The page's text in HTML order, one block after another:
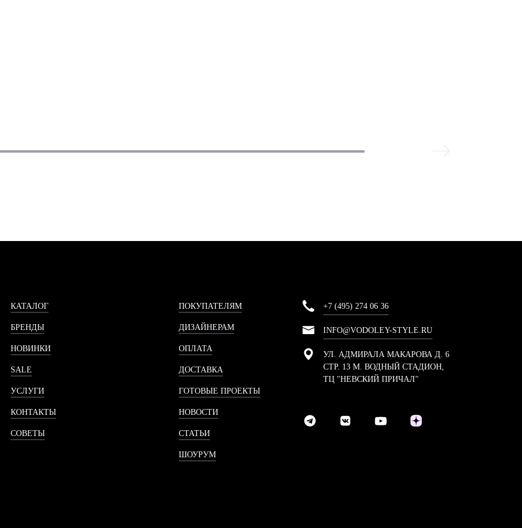
КАТАЛОГ
БРЕНДЫ
НОВИНКИ
SALE
УСЛУГИ
КОНТАКТЫ
СОВЕТЫ
ПОКУПАТЕЛЯМ
ДИЗАЙНЕРАМ
ОПЛАТА
ДОСТАВКА
ГОТОВЫЕ ПРОЕКТЫ
НОВОСТИ
СТАТЬИ
ШОУРУМ
+7 (495) 274 06 36
INFO@VODOLEY-STYLE.RU
УЛ. АДМИРАЛА МАКАРОВА Д. 6
СТР. 13 М. ВОДНЫЙ СТАДИОН,
ТЦ "НЕВСКИЙ ПРИЧАЛ"